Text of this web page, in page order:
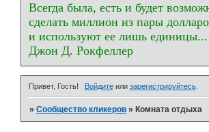
Всегда была, есть и будет
сделать миллион из пары
и используют ее лишь единицы...
Джон Д. Рокфеллер
Привет, Гость! Войдитеили зарегистрируйтесь.
»Сообщество кликеров » Комната отдыха